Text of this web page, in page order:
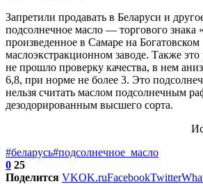
Запретили продавать в Беларуси и
подсолнечное масло — торгового знака
произведенное в Самаре на Богатовском
маслоэкстракционном заводе. Также это
не прошло проверку качества, в нем
6,8, при норме не более 3. Это
нельзя считать маслом подсолнечным
дезодорированным высшего сорта.
#беларусь#подсолнечное_масло
0 25
Поделится VKOK.ruFacebookTwitter